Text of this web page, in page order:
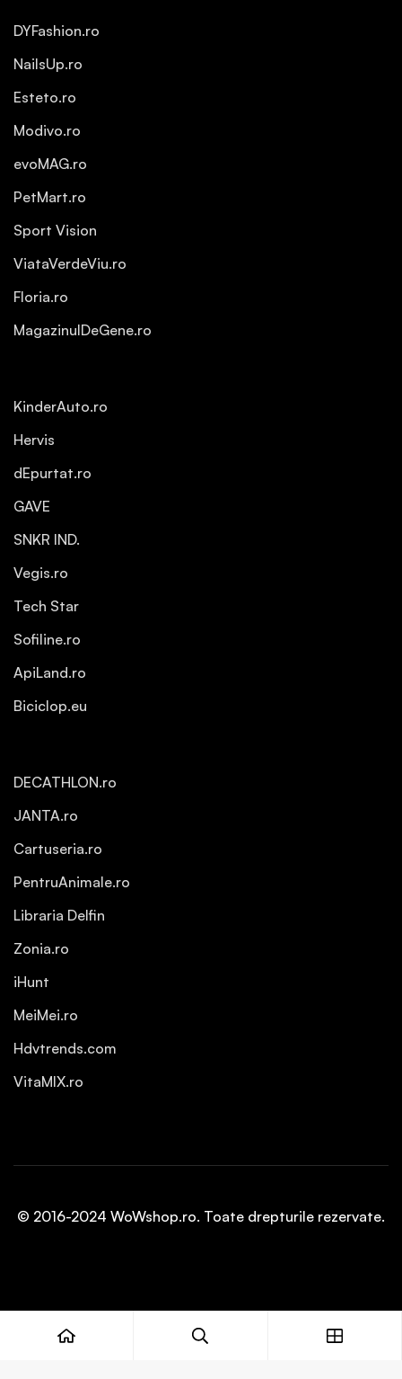
DYFashion.ro
NailsUp.ro
Esteto.ro
Modivo.ro
evoMAG.ro
PetMart.ro
Sport Vision
ViataVerdeViu.ro
Floria.ro
MagazinulDeGene.ro
KinderAuto.ro
Hervis
dEpurtat.ro
GAVE
SNKR IND.
Vegis.ro
Tech Star
Sofiline.ro
ApiLand.ro
Biciclop.eu
DECATHLON.ro
JANTA.ro
Cartuseria.ro
PentruAnimale.ro
Libraria Delfin
Zonia.ro
iHunt
MeiMei.ro
Hdvtrends.com
VitaMIX.ro
© 2016-2024 WoWshop.ro. Toate drepturile rezervate.